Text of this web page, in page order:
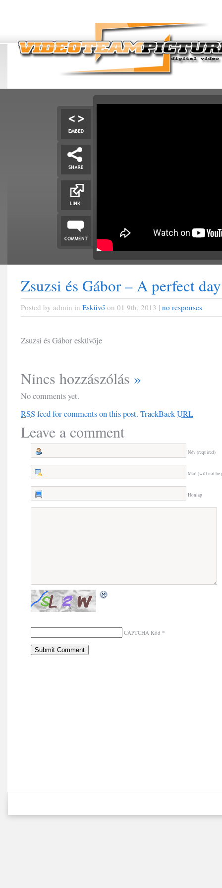
Zsuzsi és Gábor – A perfect day
Posted by admin in Esküvő on 01 9th, 2013 | no responses
Zsuzsi és Gábor esküvője
Nincs hozzászólás »
No comments yet.
RSS feed for comments on this post. TrackBackURL
Leave a comment
Név (required)
Mail (will not be
Honlap
CAPTCHA Kód *